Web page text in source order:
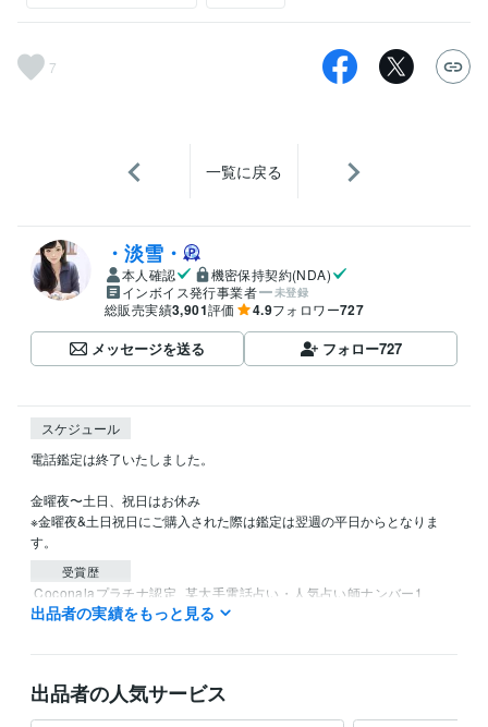
7
一覧に戻る
・淡雪・
本人確認
機密保持契約(NDA)
インボイス発行事業者
未登録
総販売実績3,901評価 4.9フォロワー727
メッセージを送る フォロー727
スケジュール
電話鑑定は終了いたしました。
金曜夜〜土日、祝日はお休み
※金曜夜&土日祝日にご購入された際は鑑定は翌週の平日からとなりま
す。
受賞歴
Coconalaプラチナ認定 某大手電話占い・人気占い師ナンバー1
占い 霊感・霊視占い、ヒーリング
子宝
悩み相談・カウンセリング
出品者の実績をもっと見る
出品者の人気サービス